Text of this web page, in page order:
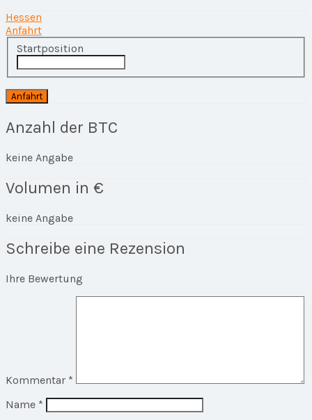
Hessen
Anfahrt
Startposition
Anzahl der BTC
keine Angabe
Volumen in €
keine Angabe
Schreibe eine Rezension
Ihre Bewertung
Kommentar *
Name *